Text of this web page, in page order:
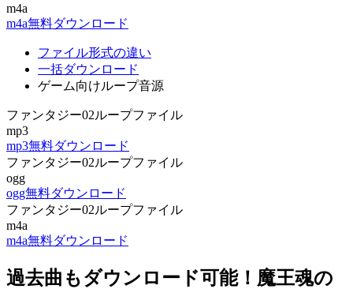
m4a
m4a無料ダウンロード
ファイル形式の違い
一括ダウンロード
ゲーム向けループ音源
ファンタジー02ループファイル
mp3
mp3無料ダウンロード
ファンタジー02ループファイル
ogg
ogg無料ダウンロード
ファンタジー02ループファイル
m4a
m4a無料ダウンロード
過去曲もダウンロード可能！魔王魂の